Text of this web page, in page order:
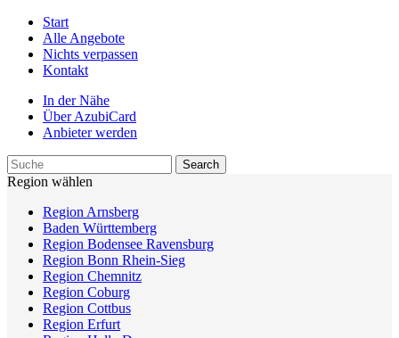
Start
Alle Angebote
Nichts verpassen
Kontakt
In der Nähe
Über AzubiCard
Anbieter werden
Region wählen
Region Arnsberg
Baden Württemberg
Region Bodensee Ravensburg
Region Bonn Rhein-Sieg
Region Chemnitz
Region Coburg
Region Cottbus
Region Erfurt